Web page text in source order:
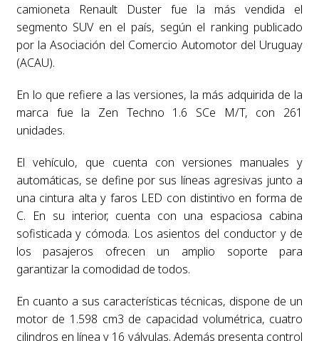
camioneta Renault Duster fue la más vendida el
segmento SUV en el país, según el ranking publicado
por la Asociación del Comercio Automotor del Uruguay
(ACAU).
En lo que refiere a las versiones, la más adquirida de la
marca fue la Zen Techno 1.6 SCe M/T, con 261
unidades.
El vehículo, que cuenta con versiones manuales y
automáticas, se define por sus líneas agresivas junto a
una cintura alta y faros LED con distintivo en forma de
C. En su interior, cuenta con una espaciosa cabina
sofisticada y cómoda. Los asientos del conductor y de
los pasajeros ofrecen un amplio soporte para
garantizar la comodidad de todos.
En cuanto a sus características técnicas, dispone de un
motor de 1.598 cm3 de capacidad volumétrica, cuatro
cilindros en línea y 16 válvulas. Además presenta control